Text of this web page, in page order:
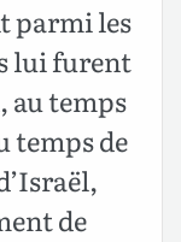
parmi les
lui furent
au temps
temps de
de